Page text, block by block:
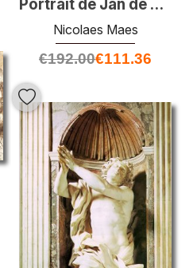
Portrait de Jan de Reus
Nicolaes Maes
€192.00€111.36